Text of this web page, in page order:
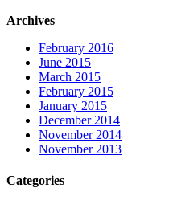
Archives
February 2016
June 2015
March 2015
February 2015
January 2015
December 2014
November 2014
November 2013
Categories